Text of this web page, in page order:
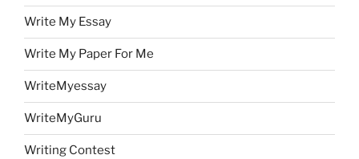
Write My Essay
Write My Paper For Me
WriteMyessay
WriteMyGuru
Writing Contest